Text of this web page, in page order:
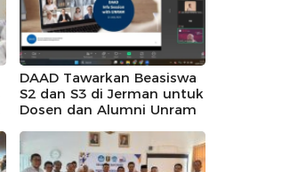
DAAD Tawarkan Beasiswa
S2 dan S3 di Jerman untuk
Dosen dan Alumni Unram